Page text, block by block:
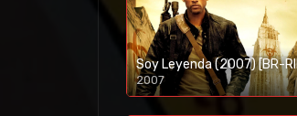
Soy Leyenda (2007) [BR-
2007
1080p/720p